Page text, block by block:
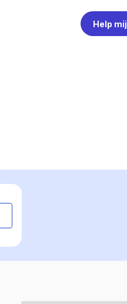
Help mij